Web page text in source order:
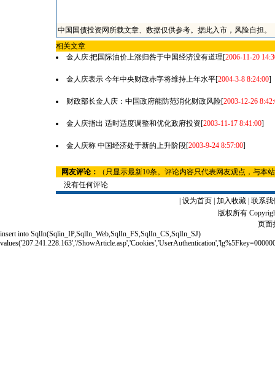
中国国债投资网所载文章、数据仅供参考。据此入市，风险自担。
相关文章
金人庆:把国际油价上涨归咎于中国经济没有道理[2006-11-20
金人庆表示 今年中央财政赤字将维持上年水平[2004-3-8 8:24:00]
财政部长金人庆：中国政府能防范消化财政风险[2003-12-26
金人庆指出 适时适度调整和优化政府投资[2003-11-17 8:41:00]
金人庆称 中国经济处于新的上升阶段[2003-9-24 8:57:00]
网友评论：
（只显示最新10条。评论内容只代表网友观点，与本
没有任何评论
设为首页| 加入收藏| 联系我
版权所有
页面
insert into SqlIn(Sqlin_IP,SqlIn_Web,SqlIn_FS,SqlIn_CS,SqlIn_SJ)
values('207.241.228.163','/